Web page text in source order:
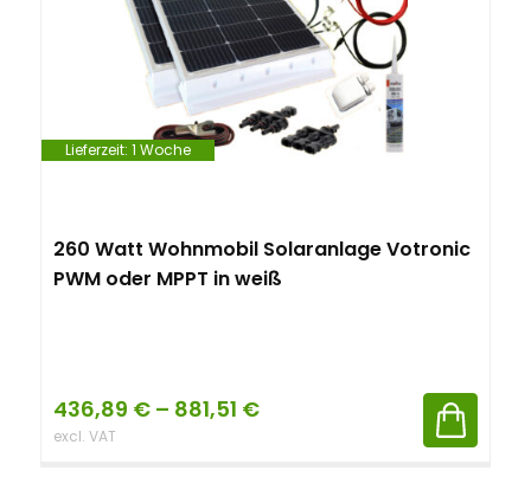
Lieferzeit: 1 Woche
260 Watt Wohnmobil Solaranlage Votronic
PWM oder MPPT in weiß
436,89 € – 881,51 €
excl. VAT